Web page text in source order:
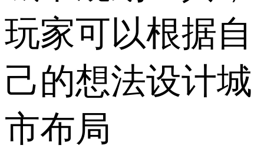
玩家可以根据自
己的想法设计城
市布局